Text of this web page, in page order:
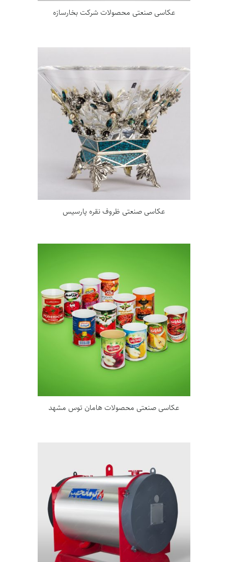
عکاسی صنعتی محصولات شرکت بخارسازه
عکاسی صنعتی ظروف نقره پارسیس
عکاسی صنعتی محصولات هامان توس مشهد